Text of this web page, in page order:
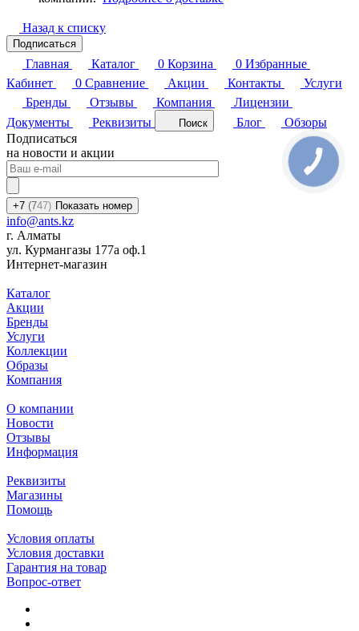
Назад к списку
Подписаться
Главная Каталог 0 Корзина 0 Избранные
Кабинет
0 Сравнение Акции Контакты
Услуги
Бренды
Отзывы Компания
Лицензии
Документы
Реквизиты Поиск Блог
Обзоры
Подписаться
на новости и акции
+7 (747) Показать номер
info@ants.kz
г. Алматы
ул. Курмангазы 177а оф.1
Интернет-магазин
Каталог
Акции
Бренды
Услуги
Коллекции
Образы
Компания
О компании
Новости
Отзывы
Информация
Реквизиты
Магазины
Помощь
Условия оплаты
Условия доставки
Гарантия на товар
Вопрос-ответ